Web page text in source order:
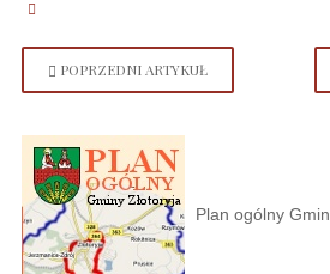
POPRZEDNI ARTYKUŁ
Plan ogólny